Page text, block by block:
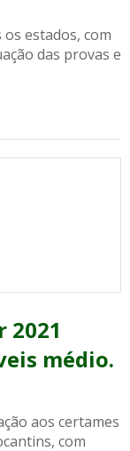
estados, com
das provas e
2021
médio.
aos certames
com